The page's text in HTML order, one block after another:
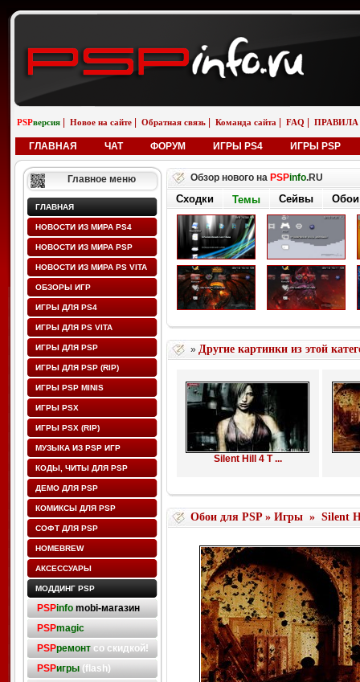
PSPверсия Новое на сайте Обратная связь Команда сайта FAQ ПРАВИЛА
ГЛАВНАЯ ЧАТ ФОРУМ ИГРЫ PS4 ИГРЫ PSP
Главное меню
ГЛАВНАЯ
НОВОСТИ ИЗ МИРА PS4
НОВОСТИ ИЗ МИРА PSP
НОВОСТИ ИЗ МИРА PS VITA
ОБЗОРЫ ИГР
ИГРЫ ДЛЯ PS4
ИГРЫ ДЛЯ PS VITA
ИГРЫ ДЛЯ PSP
ИГРЫ ДЛЯ PSP (RIP)
ИГРЫ PSP MINIS
ИГРЫ PSX
ИГРЫ PSX (RIP)
МУЗЫКА ИЗ PSP ИГР
КОДЫ, ЧИТЫ ДЛЯ PSP
ДЕМО ДЛЯ PSP
КОМИКСЫ ДЛЯ PSP
СОФТ ДЛЯ PSP
HOMEBREW
АКСЕССУАРЫ
МОДДИНГ PSP
PSPinfo mobi-магазин
PSPmagic
PSPремонтсо скидкой!
PSPигры(flash)
Обзор нового на PSPinfo.RU
Сходки Темы Сейвы Обои
» Другие картинки из этой
Silent Hill 4 T ...
Обои для PSP» Игры» Silent